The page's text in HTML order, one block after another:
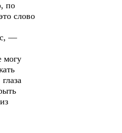
по
слово
—
могу